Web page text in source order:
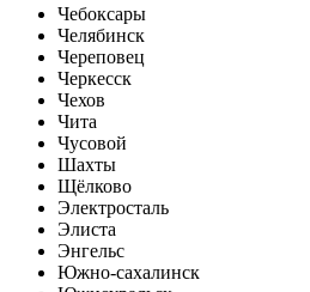
Чебоксары
Челябинск
Череповец
Черкесск
Чехов
Чита
Чусовой
Шахты
Щёлково
Электросталь
Элиста
Энгельс
Южно-сахалинск